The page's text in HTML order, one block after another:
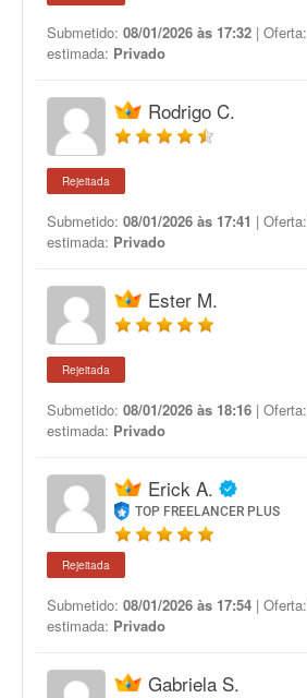
Submetido: 08/01/2026 às 17:32 | Oferta:
estimada: Privado
Rodrigo C.
Rejeitada
Submetido: 08/01/2026 às 17:41 | Oferta:
estimada: Privado
Ester M.
Rejeitada
Submetido: 08/01/2026 às 18:16 | Oferta:
estimada: Privado
Erick A.
TOP FREELANCER PLUS
Rejeitada
Submetido: 08/01/2026 às 17:54 | Oferta:
estimada: Privado
Gabriela S.